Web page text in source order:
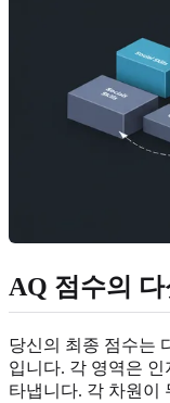
AQ 점수의
당신의 최종 점수는
입니다. 각 영역은
타냅니다. 각 차원이